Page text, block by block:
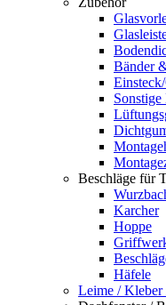
Bänder
Beschläge für
Karcher
Hoppe
Häfele
Leime / Kleber